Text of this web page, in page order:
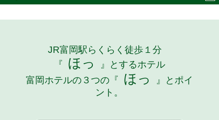
JR富岡駅らくらく徒歩１分
『
ほっ
』とするホテル
富岡ホテルの３つの『
ほっ
』とポイ
ント。